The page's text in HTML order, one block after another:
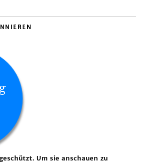
Um sie anschauen zu